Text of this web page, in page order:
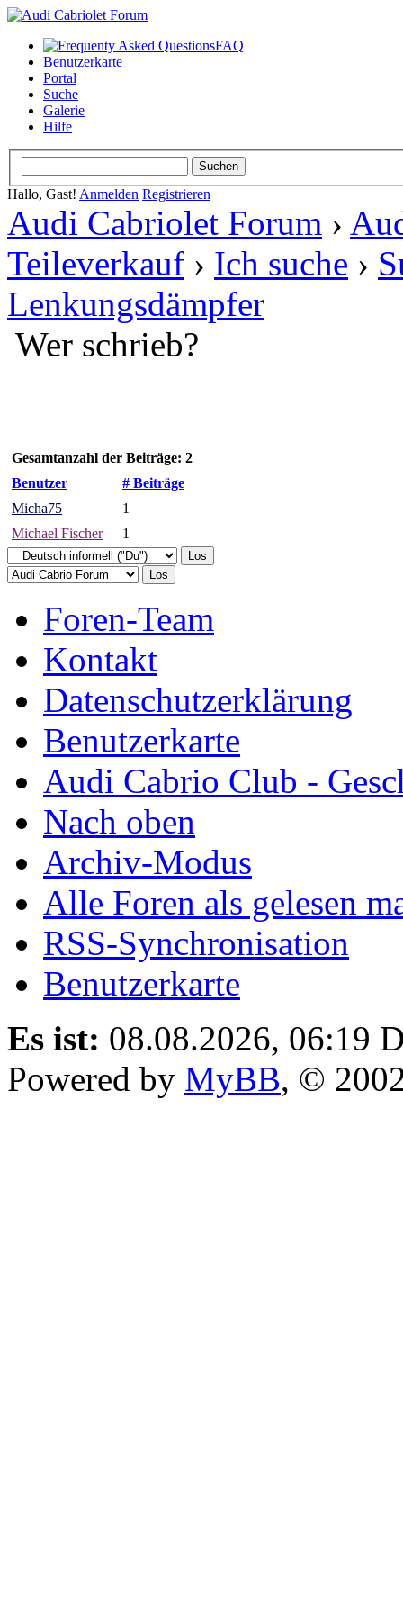
FAQ
Benutzerkarte
Portal
Suche
Galerie
Hilfe
Hallo, Gast! Anmelden Registrieren
Audi Cabriolet Forum ›
Teileverkauf › Ich suche ›
Lenkungsdämpfer
Wer schrieb?
Gesamtanzahl der Beiträge: 2
Benutzer
# Beiträge
Micha75
1
Michael Fischer
1
Foren-Team
Kontakt
Datenschutzerklärung
Benutzerkarte
Audi Cabrio Club -
Nach oben
Archiv-Modus
Alle Foren als gelesen
RSS-Synchronisation
Benutzerkarte
Es ist: 08.08.2026, 06:19
Powered by MyBB, ©